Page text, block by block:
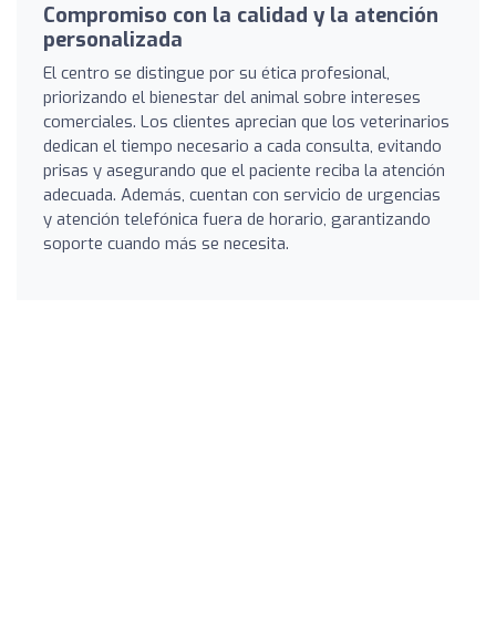
Compromiso con la calidad y la atención
personalizada
El centro se distingue por su ética profesional,
priorizando el bienestar del animal sobre intereses
comerciales. Los clientes aprecian que los veterinarios
dedican el tiempo necesario a cada consulta, evitando
prisas y asegurando que el paciente reciba la atención
adecuada. Además, cuentan con servicio de urgencias
y atención telefónica fuera de horario, garantizando
soporte cuando más se necesita.